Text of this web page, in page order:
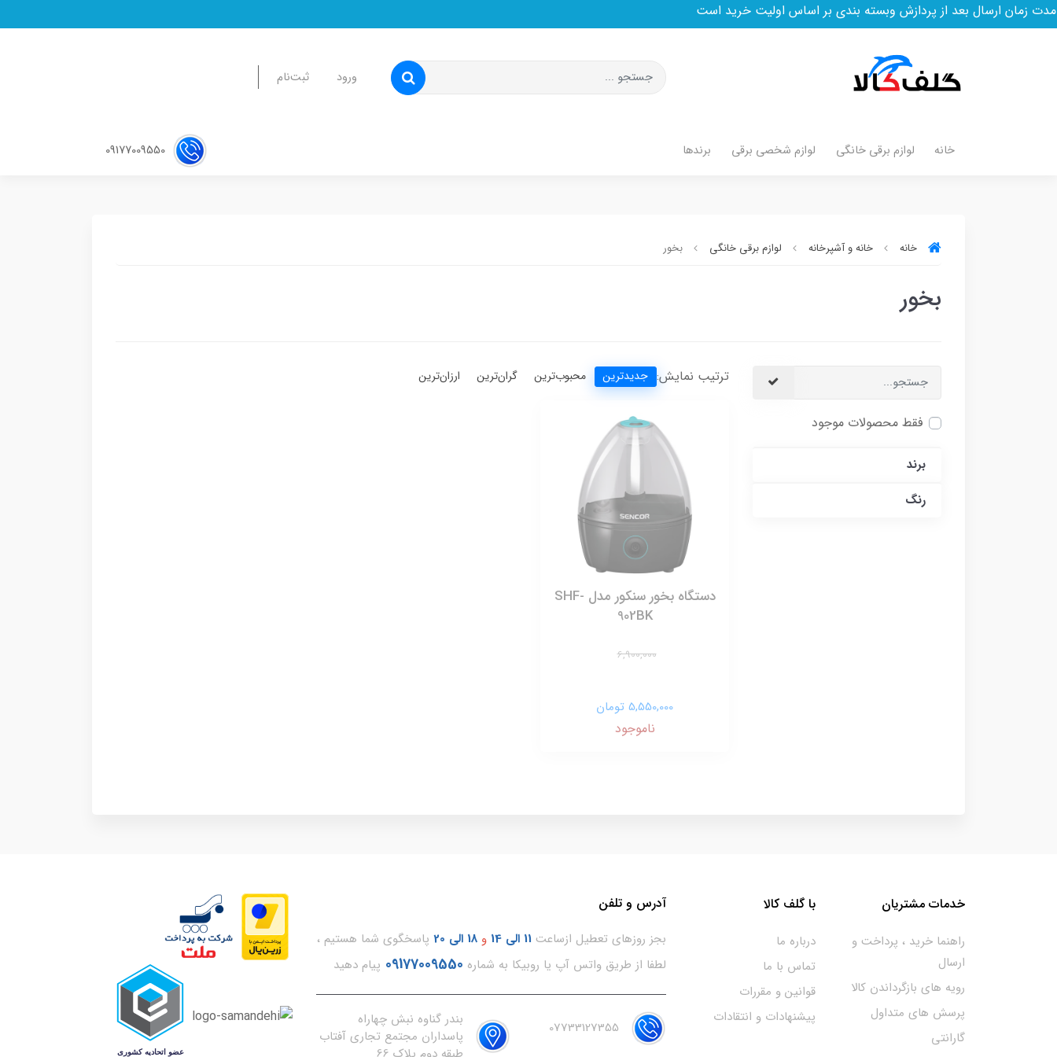
ارسال بعد از پردازش وبسته بندی بر اساس اولیت خرید است
ورود ثبت‌نام
خانه لوازم برقی خانگی لوازم شخصی برقی برندها
خانه خانه و آشپرخانه لوازم برقی خانگی بخور
بخور
فقط محصولات موجود
برند
رنگ
ترتیب نمایش: جدیدترین محبوب‌ترین گران‌ترین ارزان‌ترین
دستگاه بخور سنکور مدل SHF-
902BK
6,900,000
5,550,000 تومان
ناموجود
خدمات مشتریان
راهنما خرید ، پرداخت و
ارسال
رویه های بازگرداندن کالا
پرسش های متداول
گارانتی
با گلف کالا
درباره ما
تماس با ما
قوانین و مقررات
پیشنهادات و انتقادات
آدرس و تلفن
بجز روزهای تعطیل ازساعت 11 الی 14 و 18 الی 20
پاسخگوی شما هستیم ،
لطفا از طریق واتس آپ یا روبیکا به شماره 09177009550 پیام دهید
07733127355
بندر گناوه نبش چهاراه
پاسداران مجتمع تجاری آفتاب